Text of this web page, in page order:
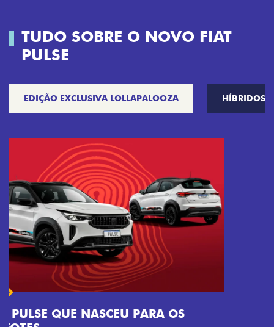
TUDO SOBRE O NOVO FIAT
PULSE
EDIÇÃO EXCLUSIVA LOLLAPALOOZA HÍBRIDOS
VISUAL COM ENERGIA LOLLABR
Previous
Next
Próximo